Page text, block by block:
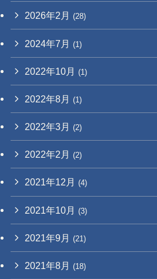
2026年2月 (28)
2024年7月 (1)
2022年10月 (1)
2022年8月 (1)
2022年3月 (2)
2022年2月 (2)
2021年12月 (4)
2021年10月 (3)
2021年9月 (21)
2021年8月 (18)